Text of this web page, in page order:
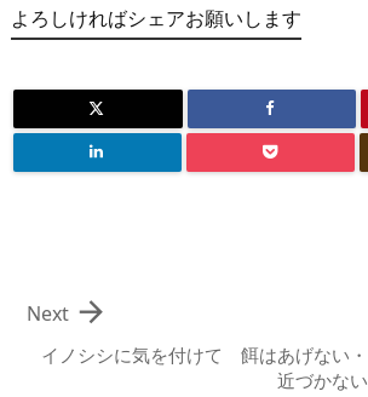
よろしければシェアお願いします
イノシシに気を付けて 餌はあげない・
近づかない

Next